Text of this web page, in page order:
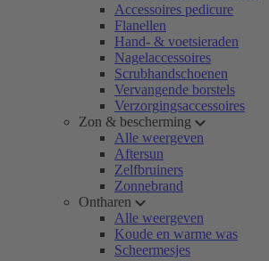
Accessoires pedicure
Flanellen
Hand- & voetsieraden
Nagelaccessoires
Scrubhandschoenen
Vervangende borstels
Verzorgingsaccessoires
Zon & bescherming
Alle weergeven
Aftersun
Zelfbruiners
Zonnebrand
Ontharen
Alle weergeven
Koude en warme was
Scheermesjes